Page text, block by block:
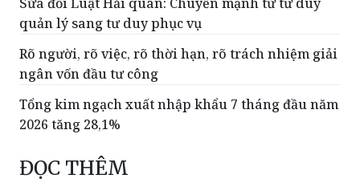
quản lý sang tư duy phục vụ
Rõ người, rõ việc, rõ thời hạn, rõ trách nhiệm giải
ngân vốn đầu tư công
Tổng kim ngạch xuất nhập khẩu 7 tháng đầu năm
2026 tăng 28,1%
ĐỌC THÊM